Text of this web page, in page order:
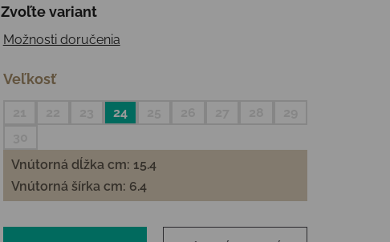
Jednotková cena:
Zvoľte variant
Možnosti doručenia
Veľkosť
24
Vnútorná dĺžka cm: 15.4
Vnútorná šírka cm: 6.4